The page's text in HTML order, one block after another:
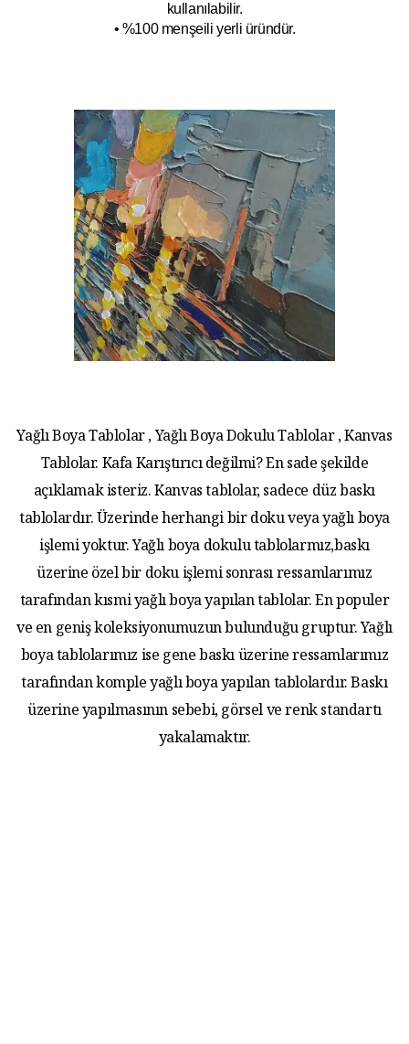
kullanılabilir.
• %100 menşeili yerli üründür.
Yağlı Boya Tablolar , Yağlı Boya Dokulu Tablolar , Kanvas
Tablolar. Kafa Karıştırıcı değilmi? En sade şekilde
açıklamak isteriz. Kanvas tablolar, sadece düz baskı
tablolardır. Üzerinde herhangi bir doku veya yağlı boya
işlemi yoktur. Yağlı boya dokulu tablolarmız,baskı
üzerine özel bir doku işlemi sonrası ressamlarımız
tarafından kısmi yağlı boya yapılan tablolar. En populer
ve en geniş koleksiyonumuzun bulunduğu gruptur. Yağlı
boya tablolarımız ise gene baskı üzerine ressamlarımız
tarafından komple yağlı boya yapılan tablolardır. Baskı
üzerine yapılmasının sebebi, görsel ve renk standartı
yakalamaktır.